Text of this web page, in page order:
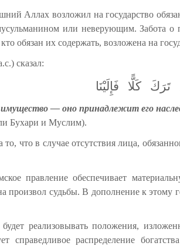
Аллах возложил на государство
или неверующим. Забота о
обязан их содержать, возложена на
сказал:
تَرَكَ كَلًّا فَإِلَيْنَا
имущество — оно принадлежит его
Бухари и Муслим).
что в случае отсутствия лица,
правление обеспечивает
произвол судьбы. В дополнение к этому
реализовывать положения,
справедливое распределение